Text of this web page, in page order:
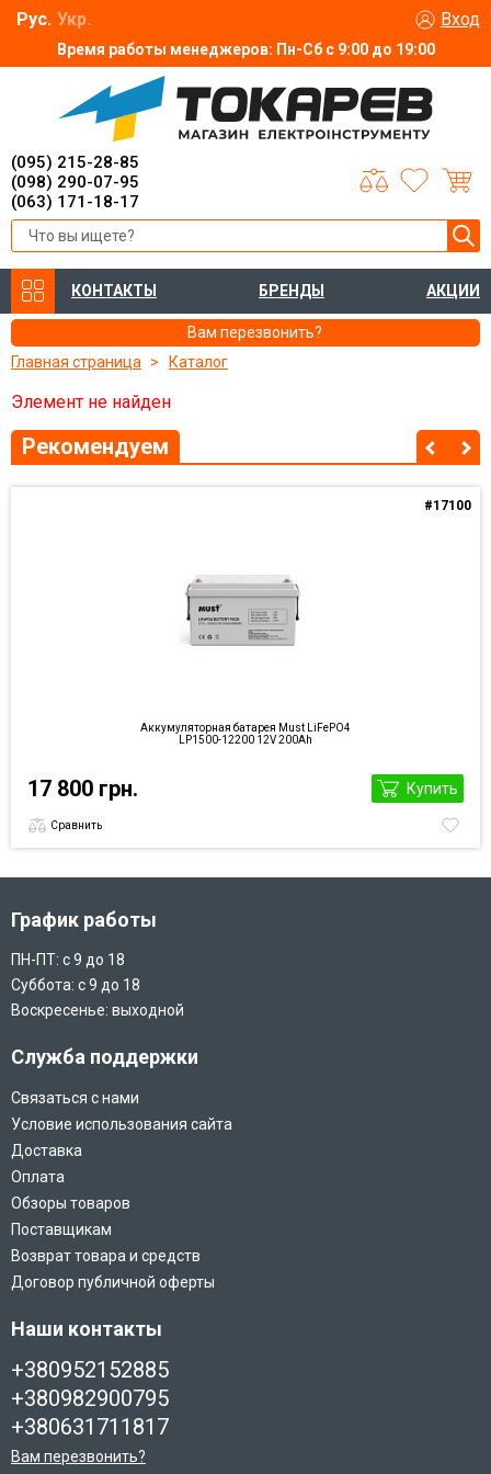
Время работы менеджеров: Пн-Сб с 9:00 до 19:00
Рус. Укр. Вход
(095) 215-28-85
(098) 290-07-95
(063) 171-18-17
КОНТАКТЫ БРЕНДЫ АКЦИИ
Вам перезвонить?
Главная страница
Каталог
Элемент не найден
Рекомендуем
#17100
Аккумуляторная батарея Must LiFePO4
LP1500-12200 12V 200Ah
17 800 грн. Купить
Сравнить
График работы
ПН-ПТ: с 9 до 18
Суббота: с 9 до 18
Воскресенье: выходной
Служба поддержки
Связаться с нами
Условие использования сайта
Доставка
Оплата
Обзоры товаров
Поставщикам
Возврат товара и средств
Договор публичной оферты
Наши контакты
+380952152885
+380982900795
+380631711817
Вам перезвонить?